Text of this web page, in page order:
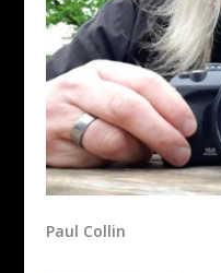
Paul Collin